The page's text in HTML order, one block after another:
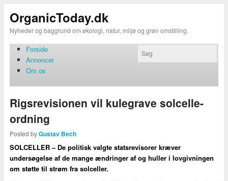
OrganicToday.dk
Nyheder og baggrund om økologi, natur, miljø og grøn omstilling.
Forside
Annoncer
Om os
Rigsrevisionen vil kulegrave solcelle-
ordning
Posted byGustav Bech
SOLCELLER – De politisk valgte statsrevisorer kræver
undersøgelse af de mange ændringer af og huller i lovgivningen
om støtte til strøm fra solceller.